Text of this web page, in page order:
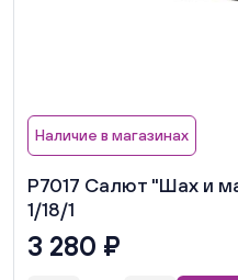
Наличие в магазинах
Р7017 Салют "Шах и
1/18/1
3 280 ₽